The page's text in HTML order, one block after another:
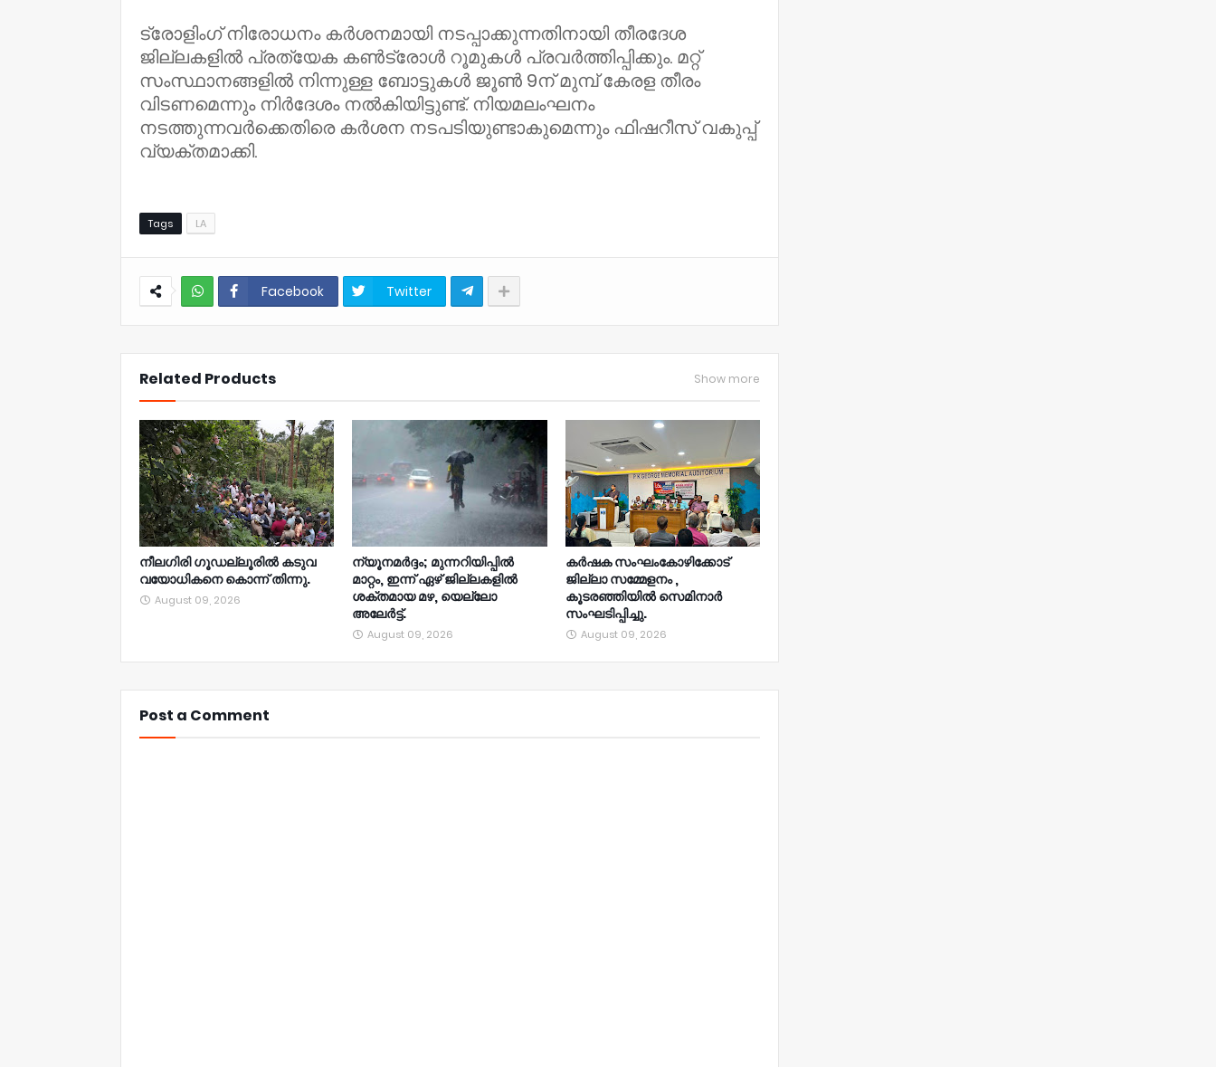
ട്രോളിംഗ് നിരോധനം കർശനമായി നടപ്പാക്കുന്നതിനായി തീരദേശ
ജില്ലകളിൽ പ്രത്യേക കൺട്രോൾ റൂമുകൾ പ്രവർത്തിപ്പിക്കും. മറ്റ്
സംസ്ഥാനങ്ങളിൽ നിന്നുള്ള ബോട്ടുകൾ ജൂൺ 9ന് മുമ്പ് കേരള തീരം
വിടണമെന്നും നിർദേശം നൽകിയിട്ടുണ്ട്. നിയമലംഘനം
നടത്തുന്നവർക്കെതിരെ കർശന നടപടിയുണ്ടാകുമെന്നും ഫിഷറീസ് വകുപ്പ്
വ്യക്തമാക്കി.
Tags LA
Facebook Twitter
Related Products Show more
നീലഗിരി ഗൂഡല്ലൂരിൽ കടുവ
വയോധികനെ കൊന്ന് തിന്നു.
August 09, 2026
ന്യൂനമര്‍ദ്ദം; മുന്നറിയിപ്പില്‍
മാറ്റം, ഇന്ന് ഏഴ് ജില്ലകളില്‍
ശക്തമായ മഴ, യെല്ലോ
അലേര്‍ട്ട്.
August 09, 2026
കർഷക സംഘംകോഴിക്കോട്
ജില്ലാ സമ്മേളനം ,
കൂടരഞ്ഞിയിൽ സെമിനാർ
സംഘടിപ്പിച്ചു.
August 09, 2026
Post a Comment